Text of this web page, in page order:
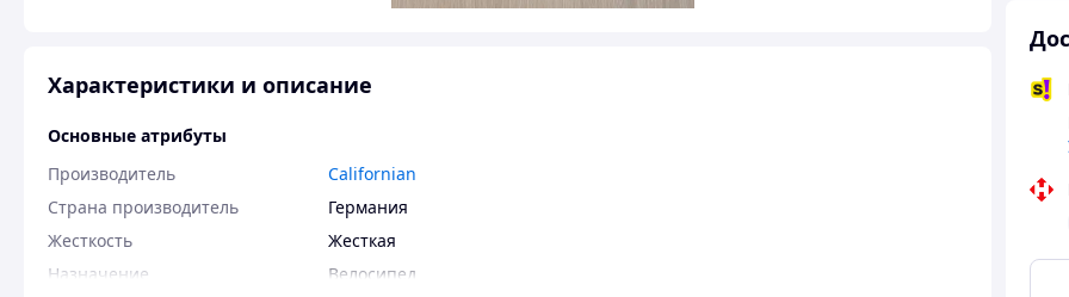
Характеристики и описание
Основные атрибуты
Производитель
Californian
Страна производитель
Германия
Жесткость
Жесткая
Назначение
Велосипед